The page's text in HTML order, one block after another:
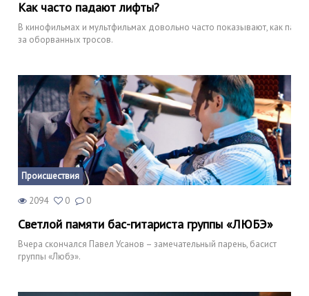
Как часто падают лифты?
В кинофильмах и мультфильмах довольно часто показывают, как
за оборванных тросов.
Происшествия
2094 0 0
Светлой памяти бас-гитариста группы «ЛЮБЭ»
Вчера скончался Павел Усанов – замечательный парень, басист
группы «Любэ».